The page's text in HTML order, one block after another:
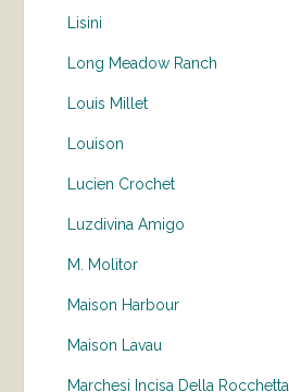
Lisini
Long Meadow Ranch
Louis Millet
Louison
Lucien Crochet
Luzdivina Amigo
M. Molitor
Maison Harbour
Maison Lavau
Marchesi Incisa Della Rocchetta